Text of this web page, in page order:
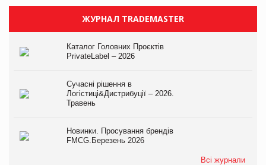
ЖУРНАЛ TRADEMASTER
Каталог Головних Проєктів
PrivateLabel – 2026
Сучасні рішення в
Логістиці&Дистрибуції – 2026.
Травень
Новинки. Просування брендів
FMCG.Березень 2026
Всі журнали